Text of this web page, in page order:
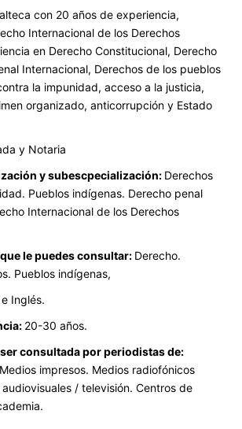
con 20 años de experiencia,
Internacional de los Derechos
en Derecho Constitucional, Derecho
Internacional, Derechos de los pueblos
la impunidad, acceso a la justicia,
organizado, anticorrupción y Estado
y Notaria
y subescpecialización: Derechos
Pueblos indígenas. Derecho penal
Internacional de los Derechos
le puedes consultar: Derecho.
Pueblos indígenas,
Inglés.
20-30 años.
consultada por periodistas de:
impresos. Medios radiofónicos
/ televisión. Centros de